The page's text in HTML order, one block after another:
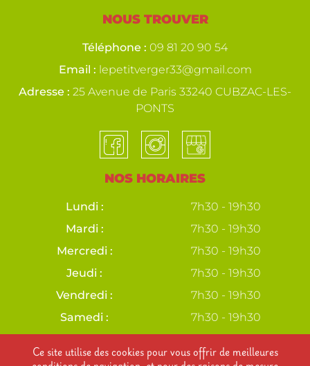
NOUS TROUVER
Téléphone : 09 81 20 90 54
Email : lepetitverger33@gmail.com
Adresse : 25 Avenue de Paris 33240 CUBZAC-LES-
PONTS
NOS HORAIRES
Lundi :
Mardi :
Mercredi :
Jeudi :
Vendredi :
Samedi :
7h30 - 19h30
7h30 - 19h30
7h30 - 19h30
7h30 - 19h30
7h30 - 19h30
7h30 - 19h30
Ce site utilise des cookies pour vous offrir de meilleures